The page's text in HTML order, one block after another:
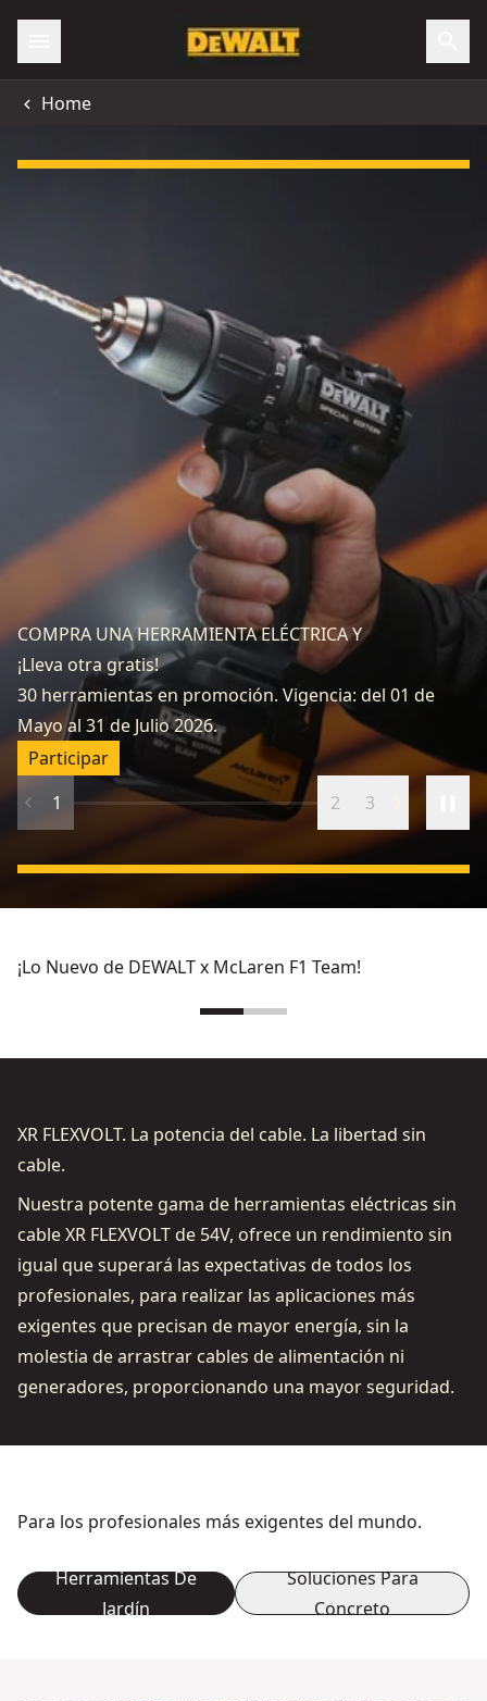
Home
COMPRA UNA HERRAMIENTA ELÉCTRICA Y
¡Lleva otra gratis!
30 herramientas en promoción. Vigencia: del 01 de
Mayo al 31 de Julio 2026.
Participar
1
2 3
¡Lo Nuevo de DEWALT x McLaren F1 Team!
XR FLEXVOLT. La potencia del cable. La libertad sin
cable.
Nuestra potente gama de herramientas eléctricas sin
cable XR FLEXVOLT de 54V, ofrece un rendimiento sin
igual que superará las expectativas de todos los
profesionales, para realizar las aplicaciones más
exigentes que precisan de mayor energía, sin la
molestia de arrastrar cables de alimentación ni
generadores, proporcionando una mayor seguridad.
Para los profesionales más exigentes del mundo.
Herramientas De
Jardín
Soluciones Para
Concreto